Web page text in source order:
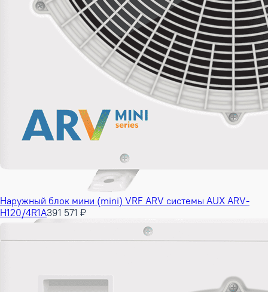
Наружный блок мини (mini) VRF ARV системы AUX ARV-
H120/4R1A391 571 ₽